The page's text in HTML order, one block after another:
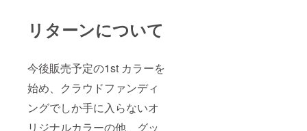
リターンについて
今後販売予定の1st カラーを
始め、クラウドファンディ
ングでしか手に入らないオ
リジナルカラーの他、グッ